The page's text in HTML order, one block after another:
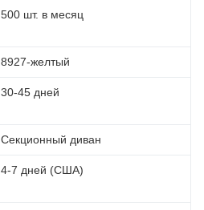
500 шт. в месяц
8927-желтый
30-45 дней
Секционный диван
4-7 дней (США)